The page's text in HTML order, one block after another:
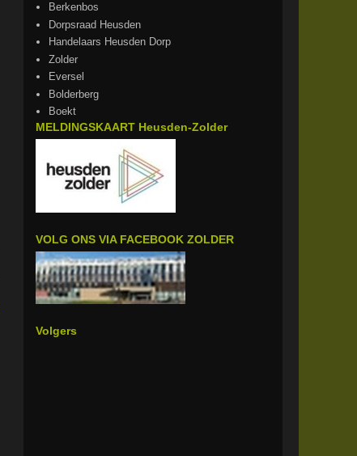
Berkenbos
Dorpsraad Heusden
Handelaars Heusden Dorp
Zolder
Eversel
Bolderberg
Boekt
MELDINGSKAART Heusden-Zolder
VOLG ONS VIA FACEBOOK ZOLDER
Volgers